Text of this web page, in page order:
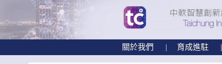
關於我們 育成進駐